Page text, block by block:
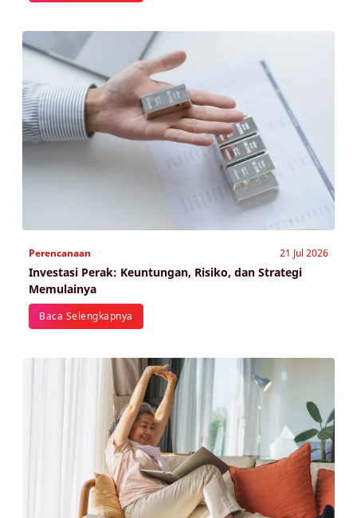
Perencanaan 21 Jul 2026
Investasi Perak: Keuntungan, Risiko, dan Strategi
Memulainya
Baca Selengkapnya